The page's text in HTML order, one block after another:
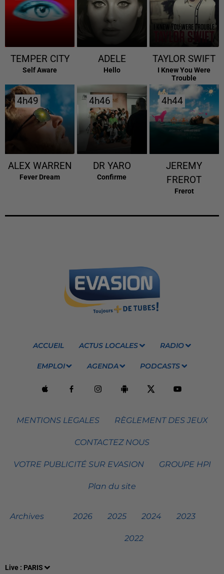
Live : PARIS
TEMPER CITY
Self Aware
ADELE
Hello
TAYLOR SWIFT
I Knew You Were
Trouble
4h49
4h49
ALEX WARREN
Fever Dream
4h46
4h46
DR YARO
Confirme
4h44
4h44
JEREMY
FREROT
Frerot
ACCUEIL ACTUS LOCALES RADIO
EMPLOI AGENDA PODCASTS
MENTIONS LEGALES RÈGLEMENT DES JEUX
CONTACTEZ NOUS
VOTRE PUBLICITÉ SUR EVASION GROUPE HPI
Plan du site
Archives 2026 2025 2024 2023
2022